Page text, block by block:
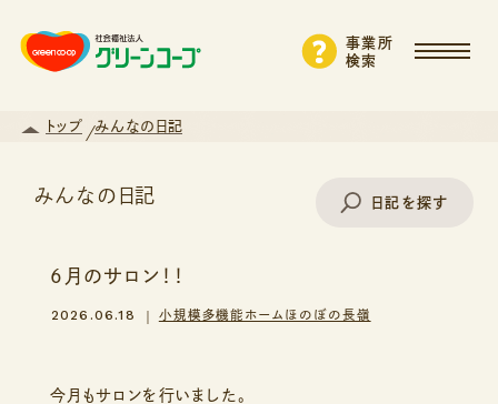
事業所
検索
トップ みんなの日記
みんなの日記 日記を探す
エリアから探す
6月のサロン！！
2026.06.18 小規模多機能ホームほのぼの長嶺
今月もサロンを行いました。